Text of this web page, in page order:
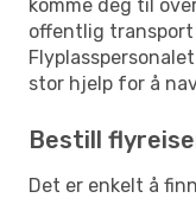
komme deg til
offentlig
stor hjelp for å
Bestill
Det er enkelt å